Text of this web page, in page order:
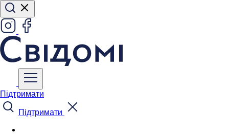
Підтримати
Підтримати